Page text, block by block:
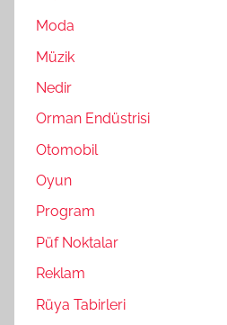
Moda
Müzik
Nedir
Orman Endüstrisi
Otomobil
Oyun
Program
Püf Noktalar
Reklam
Rüya Tabirleri